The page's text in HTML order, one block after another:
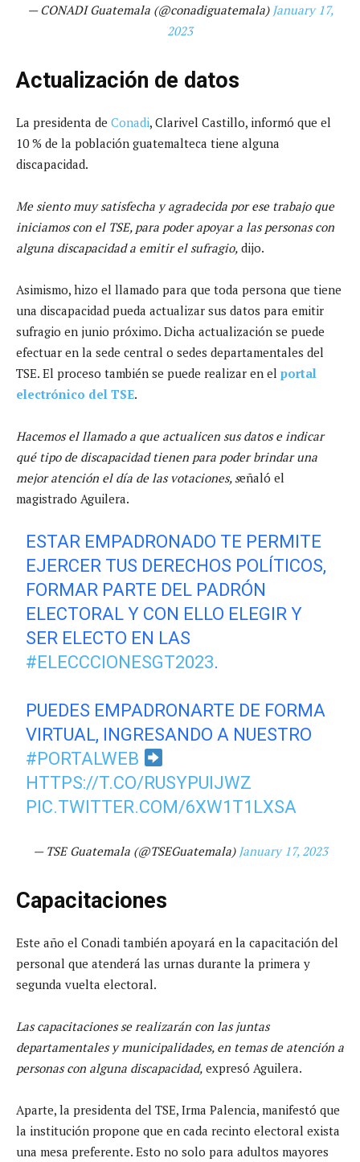
— CONADI Guatemala (@conadiguatemala) January 17,
2023
Actualización de datos
La presidenta de Conadi, Clarivel Castillo, informó que el
10 % de la población guatemalteca tiene alguna
discapacidad.
Me siento muy satisfecha y agradecida por ese trabajo que
iniciamos con el TSE, para poder apoyar a las personas con
alguna discapacidad a emitir el sufragio, dijo.
Asimismo, hizo el llamado para que toda persona que tiene
una discapacidad pueda actualizar sus datos para emitir
sufragio en junio próximo. Dicha actualización se puede
efectuar en la sede central o sedes departamentales del
TSE. El proceso también se puede realizar en el portal
electrónico del TSE.
Hacemos el llamado a que actualicen sus datos e indicar
qué tipo de discapacidad tienen para poder brindar una
mejor atención el día de las votaciones, señaló el
magistrado Aguilera.
ESTAR EMPADRONADO TE PERMITE
EJERCER TUS DERECHOS POLÍTICOS,
FORMAR PARTE DEL PADRÓN
ELECTORAL Y CON ELLO ELEGIR Y
SER ELECTO EN LAS
#ELECCCIONESGT2023.
PUEDES EMPADRONARTE DE FORMA
VIRTUAL, INGRESANDO A NUESTRO
#PORTALWEB
HTTPS://T.CO/RUSYPUIJWZ
PIC.TWITTER.COM/6XW1T1LXSA
— TSE Guatemala (@TSEGuatemala) January 17, 2023
Capacitaciones
Este año el Conadi también apoyará en la capacitación del
personal que atenderá las urnas durante la primera y
segunda vuelta electoral.
Las capacitaciones se realizarán con las juntas
departamentales y municipalidades, en temas de atención a
personas con alguna discapacidad, expresó Aguilera.
Aparte, la presidenta del TSE, Irma Palencia, manifestó que
la institución propone que en cada recinto electoral exista
una mesa preferente. Esto no solo para adultos mayores